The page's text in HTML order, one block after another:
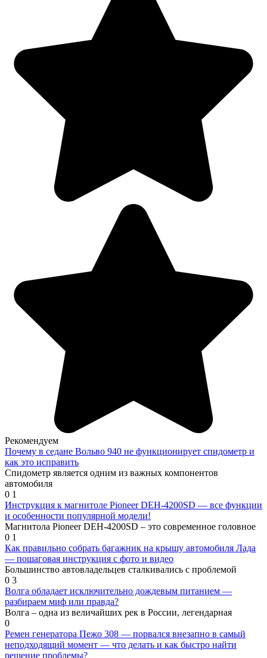
Рекомендуем
Почему в седане Вольво 940 не функционирует спидометр и
как это исправить
Спидометр является одним из важных компонентов
автомобиля
0 1
Инструкция к магнитоле Pioneer DEH-4200SD — все функции
и особенности популярной модели!
Магнитола Pioneer DEH-4200SD – это современное головное
0 1
Как правильно собрать багажник на крышу автомобиля Лада
— пошаговая инструкция с фото и видео
Большинство автовладельцев сталкивались с проблемой
0 3
Волга обладает исключительно дождевым питанием —
разбираем миф или правда?
Волга – одна из величайших рек в России, легендарная
0
Ремен генератора Пежо 308 — порвался внезапно в самый
неподходящий момент — что делать и как быстро найти
решение проблемы?